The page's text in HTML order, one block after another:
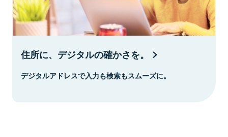
住所に、デジタルの確かさを。
デジタルアドレスで入力も検索もスムーズに。